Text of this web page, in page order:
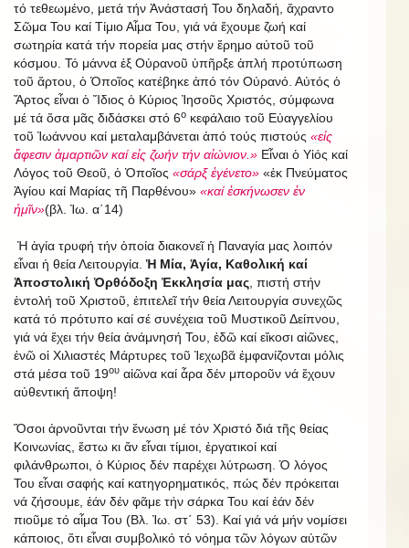
τό τεθεωμένο, μετά τήν Ἀνάστασή Του δηλαδή, ἄχραντο
Σῶμα Του καί Τίμιο Αἷμα Του, γιά νά ἔχουμε ζωή καί
σωτηρία κατά τήν πορεία μας στήν ἔρημο αὐτοῦ τοῦ
κόσμου. Τό μάννα ἐξ Οὐρανοῦ ὑπῆρξε ἁπλή προτύπωση
τοῦ ἄρτου, ὁ Ὁποῖος κατέβηκε ἀπό τόν Οὐρανό. Αὐτός ὁ
Ἄρτος εἶναι ὁ Ἴδιος ὁ Kύριος Ἰησοῦς Χριστός, σύμφωνα
μέ τά ὅσα μᾶς διδάσκει στό 6ο κεφάλαιο τοῦ Εὐαγγελίου
τοῦ Ἰωάννου καί μεταλαμβάνεται ἀπό τούς πιστούς «εἰς
ἄφεσιν ἁμαρτιῶν καί εἰς ζωήν τήν αἰώνιον.» Εἶναι ὁ Υἱός καί
Λόγος τοῦ Θεοῦ, ὁ Ὁποῖος «σάρξ ἐγένετο» «ἐκ Πνεύματος
Ἁγίου καί Μαρίας τῆ Παρθένου» «καί ἐσκήνωσεν ἐν
ἡμῖν»(βλ. Ἰω. α΄14)
Ἡ ἁγία τρυφή τήν ὁποία διακονεῖ ἡ Παναγία μας λοιπόν
εἶναι ἡ θεία Λειτουργία. Ἡ Μία, Ἁγία, Καθολική καί
Ἀποστολική Ὀρθόδοξη Ἐκκλησία μας, πιστή στήν
ἐντολή τοῦ Χριστοῦ, ἐπιτελεῖ τήν θεία Λειτουργία συνεχῶς
κατά τό πρότυπο καί σέ συνέχεια τοῦ Μυστικοῦ Δείπνου,
γιά νά ἔχει τήν θεία ἀνάμνησή Του, ἐδῶ καί εἴκοσι αἰῶνες,
ἐνῶ οἱ Χιλιαστές Μάρτυρες τοῦ Ἱεχωβᾶ ἐμφανίζονται μόλις
στά μέσα τοῦ 19ου αἰῶνα καί ἆρα δέν μποροῦν νά ἔχουν
αὐθεντική ἄποψη!
Ὅσοι ἀρνοῦνται τήν ἕνωση μέ τόν Χριστό διά τῆς θείας
Κοινωνίας, ἔστω κι ἄν εἶναι τίμιοι, ἐργατικοί καί
φιλάνθρωποι, ὁ Κύριος δέν παρέχει λύτρωση. Ὁ λόγος
Του εἶναι σαφής καί κατηγορηματικός, πώς δέν πρόκειται
νά ζήσουμε, ἐάν δέν φᾶμε τήν σάρκα Του καί ἐάν δέν
πιοῦμε τό αἷμα Του (Βλ. Ἰω. στ΄ 53). Καί γιά νά μήν νομίσει
κάποιος, ὅτι εἶναι συμβολικό τό νόημα τῶν λόγων αὐτῶν